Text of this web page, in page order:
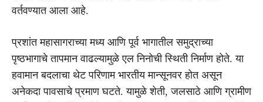
वर्तवण्यात आला आहे.
प्रशांत महासागराच्या मध्य आणि पूर्व भागातील समुद्राच्या
पृष्ठभागाचे तापमान वाढल्यामुळे एल निनोची स्थिती निर्माण होते. या
हवामान बदलाचा थेट परिणाम भारतीय मान्सूनवर होत असून
अनेकदा पावसाचे प्रमाण घटते. यामुळे शेती, जलसाठे आणि ग्रामीण